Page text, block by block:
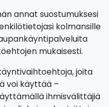
annat suostumuksesi
kolmansille
mukaisesti.
joita
voi käyttää –
ihmisvälittäjiä